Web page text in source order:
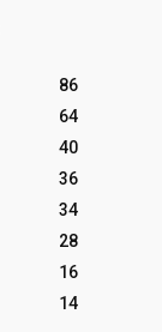
86
64
40
36
34
28
16
14